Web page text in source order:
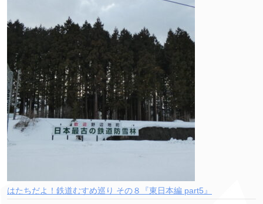
はたちだよ！鉄道むすめ巡り その８『東日本編 part5』